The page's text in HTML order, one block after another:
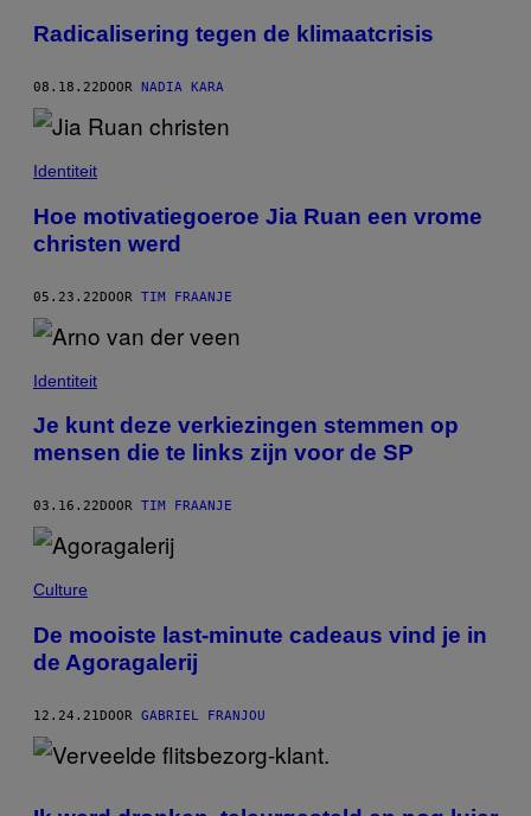
Radicalisering tegen de klimaatcrisis
08.18.22 DOOR NADIA KARA
Identiteit
Hoe motivatiegoeroe Jia Ruan een vrome
christen werd
05.23.22DOOR TIM FRAANJE
Identiteit
Je kunt deze verkiezingen stemmen op
mensen die te links zijn voor de SP
03.16.22 DOOR TIM FRAANJE
Culture
De mooiste last-minute cadeaus vind je in
de Agoragalerij
12.24.21DOOR GABRIEL FRANJOU